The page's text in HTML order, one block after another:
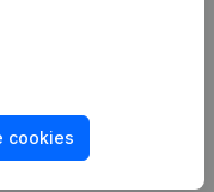
vereist.
cookies